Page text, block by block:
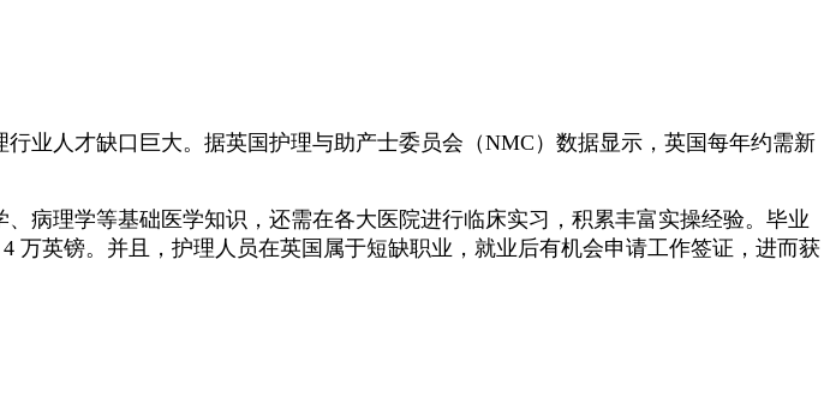
业人才缺口巨大。据英国护理与助产士委员会（NMC）数据显示，英国每年约需新
病理学等基础医学知识，还需在各大医院进行临床实习，积累丰富实操经验。毕业
万英镑。并且，护理人员在英国属于短缺职业，就业后有机会申请工作签证，进而获